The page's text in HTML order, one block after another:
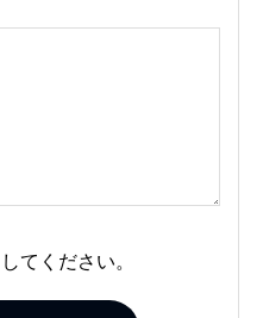
てください。